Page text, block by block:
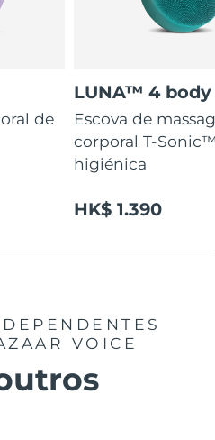
de
LUNA™ 4 body
Escova de
corporal T-
higiénica
HK$ 1.390
VOICE